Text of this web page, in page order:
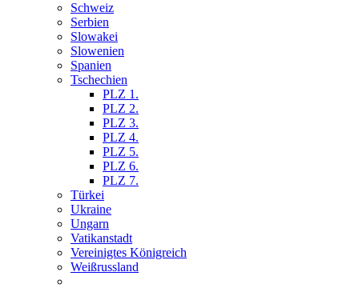
Schweiz
Serbien
Slowakei
Slowenien
Spanien
Tschechien
PLZ 1.
PLZ 2.
PLZ 3.
PLZ 4.
PLZ 5.
PLZ 6.
PLZ 7.
Türkei
Ukraine
Ungarn
Vatikanstadt
Vereinigtes Königreich
Weißrussland